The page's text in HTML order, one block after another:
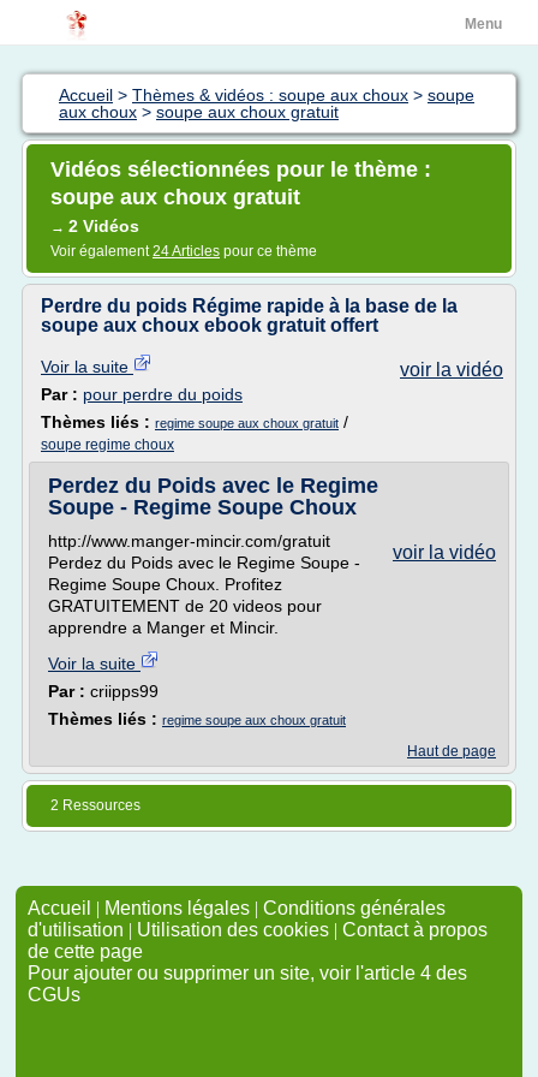
Menu
Accueil > Thèmes & vidéos : soupe aux choux > soupe
aux choux > soupe aux choux gratuit
Vidéos sélectionnées pour le thème :
soupe aux choux gratuit
→ 2 Vidéos
Voir également24 Articles pour ce thème
Perdre du poids Régime rapide à la base de la
soupe aux choux ebook gratuit offert
voir la vidéo
Voir la suite
Par : pour perdre du poids
Thèmes liés : regime soupe aux choux gratuit /
soupe regime choux
Perdez du Poids avec le Regime
Soupe - Regime Soupe Choux
voir la vidéo
http://www.manger-mincir.com/gratuit
Perdez du Poids avec le Regime Soupe -
Regime Soupe Choux. Profitez
GRATUITEMENT de 20 videos pour
apprendre a Manger et Mincir.
Voir la suite
Par : criipps99
Thèmes liés : regime soupe aux choux gratuit
Haut de page
2 Ressources
Accueil | Mentions légales | Conditions générales
d'utilisation | Utilisation des cookies | Contact à propos
de cette page
Pour ajouter ou supprimer un site, voir l'article 4 des
CGUs